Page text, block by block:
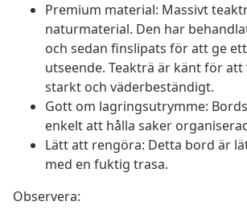
Premium material: Massivt
naturmaterial. Den har
och sedan finslipats för att ge
utseende. Teakträ är känt för att
starkt och väderbeständigt.
Gott om lagringsutrymme:
enkelt att hålla saker
Lätt att rengöra: Detta bord är
med en fuktig trasa.
Observera: